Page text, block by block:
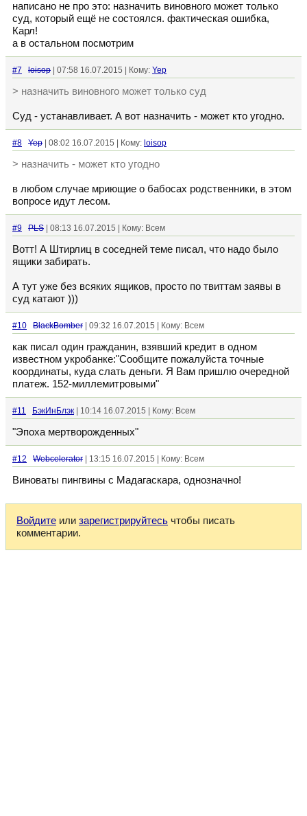
написано не про это: назначить виновного может только
суд, который ещё не состоялся. фактическая ошибка,
Карл!
а в остальном посмотрим
#7 loisop | 07:58 16.07.2015 | Кому: Yep
> назначить виновного может только суд
Суд - устанавливает. А вот назначить - может кто угодно.
#8 Yep | 08:02 16.07.2015 | Кому: loisop
> назначить - может кто угодно
в любом случае мриющие о бабосах родственники, в этом
вопросе идут лесом.
#9 PLS | 08:13 16.07.2015 | Кому: Всем
Вотт! А Штирлиц в соседней теме писал, что надо было
ящики забирать.
А тут уже без всяких ящиков, просто по твиттам заявы в
суд катают )))
#10 BlackBomber | 09:32 16.07.2015 | Кому: Всем
как писал один гражданин, взявший кредит в одном
известном укробанке:"Сообщите пожалуйста точные
координаты, куда слать деньги. Я Вам пришлю очередной
платеж. 152-миллемитровыми"
#11 БэкИнБлэк | 10:14 16.07.2015 | Кому: Всем
"Эпоха мертворожденных"
#12 Webcelerator | 13:15 16.07.2015 | Кому: Всем
Виноваты пингвины с Мадагаскара, однозначно!
Войдите или зарегистрируйтесь чтобы писать
комментарии.